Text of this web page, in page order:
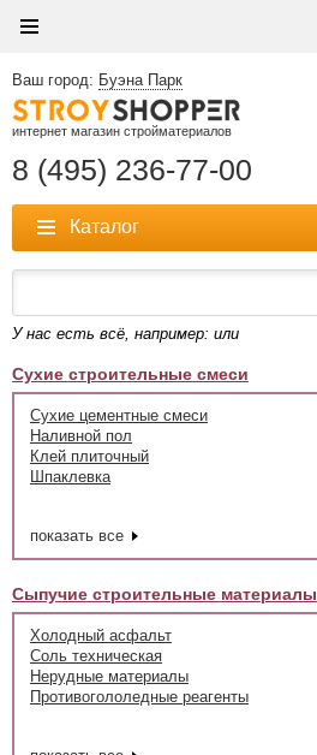
Ваш город: Буэна Парк
интернет магазин стройматериалов
8 (495) 236-77-00
Каталог
У нас есть всё, например: или
Сухие строительные смеси
Сухие цементные смеси
Наливной пол
Клей плиточный
Шпаклевка
показать все
Сыпучие строительные материалы
Холодный асфальт
Соль техническая
Нерудные материалы
Противогололедные реагенты